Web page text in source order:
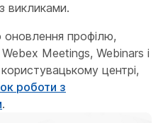
викликами.
оновлення профілю,
Meetings, Webinars і
центрі,
роботи з
.